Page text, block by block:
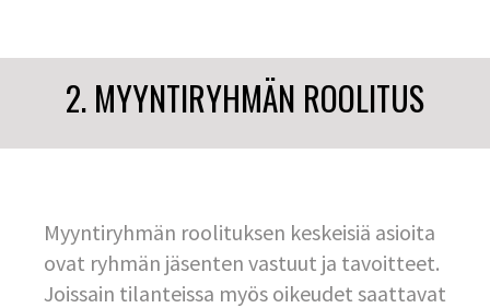
2. MYYNTIRYHMÄN ROOLITUS
Myyntiryhmän roolituksen keskeisiä asioita
ovat ryhmän jäsenten vastuut ja tavoitteet.
Joissain tilanteissa myös oikeudet saattavat